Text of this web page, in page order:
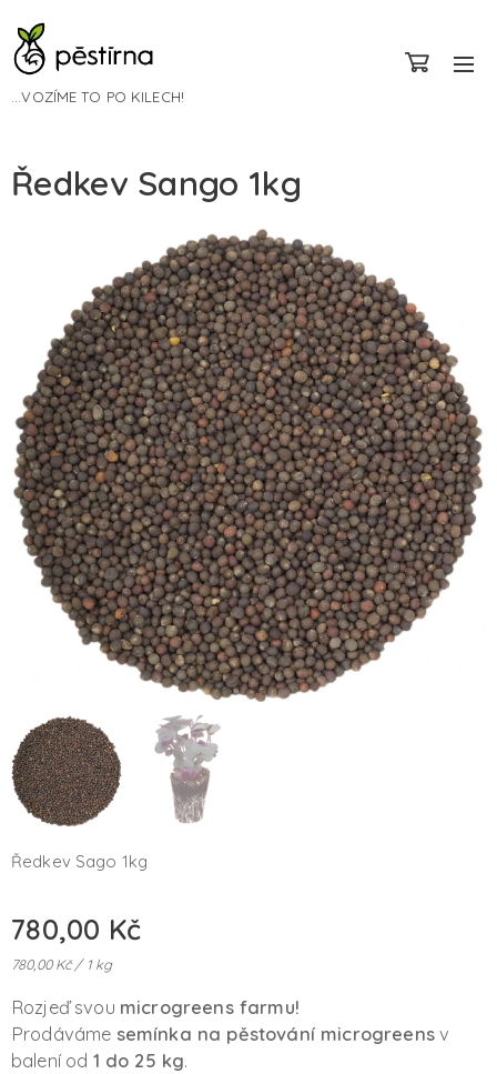
...VOZÍME TO PO KILECH!
Ředkev Sango 1kg
Ředkev Sago 1kg
780,00 Kč
780,00 Kč / 1 kg
Rozjeď svou microgreens farmu!
Prodáváme semínka na pěstování microgreensv
balení od 1 do 25 kg.